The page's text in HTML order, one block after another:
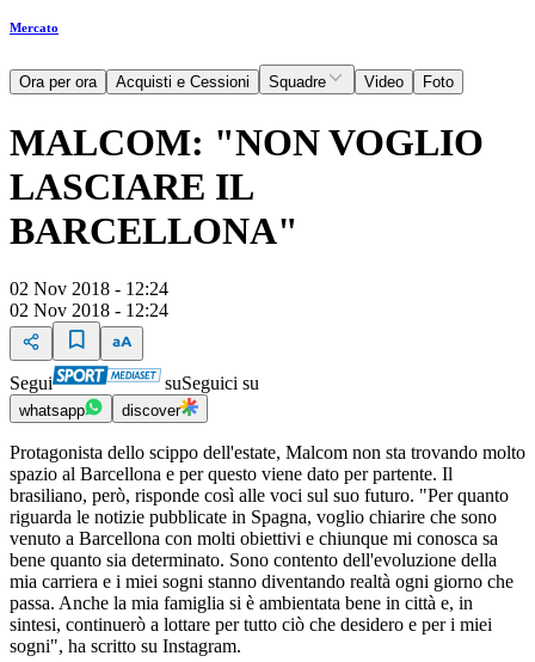
Mercato
Ora per ora Acquisti e Cessioni Squadre Video Foto
MALCOM: "NON VOGLIO
LASCIARE IL
BARCELLONA"
02 Nov 2018 - 12:24
02 Nov 2018 - 12:24
Segui suSeguici su
whatsapp discover
Protagonista dello scippo dell'estate, Malcom non sta trovando molto
spazio al Barcellona e per questo viene dato per partente. Il
brasiliano, però, risponde così alle voci sul suo futuro. "Per quanto
riguarda le notizie pubblicate in Spagna, voglio chiarire che sono
venuto a Barcellona con molti obiettivi e chiunque mi conosca sa
bene quanto sia determinato. Sono contento dell'evoluzione della
mia carriera e i miei sogni stanno diventando realtà ogni giorno che
passa. Anche la mia famiglia si è ambientata bene in città e, in
sintesi, continuerò a lottare per tutto ciò che desidero e per i miei
sogni", ha scritto su Instagram.